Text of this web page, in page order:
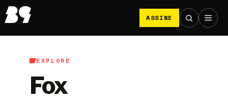
ASSINE
EXPLORE
Fox